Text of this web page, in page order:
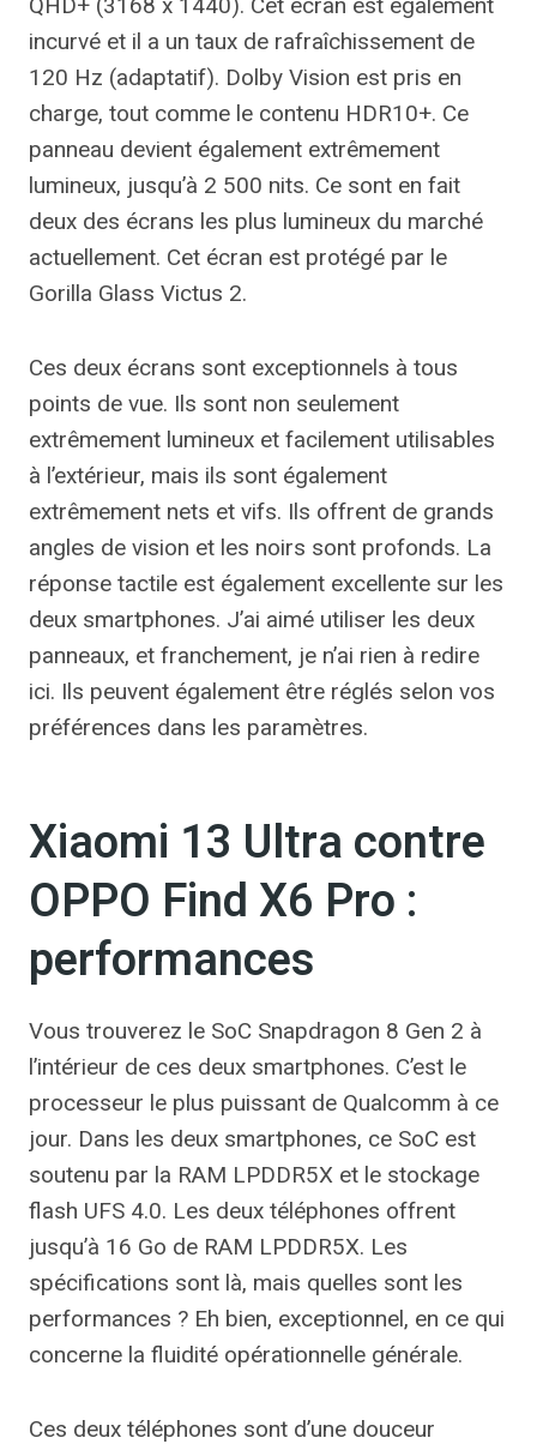
QHD+ (3168 x 1440). Cet écran est également
incurvé et il a un taux de rafraîchissement de
120 Hz (adaptatif). Dolby Vision est pris en
charge, tout comme le contenu HDR10+. Ce
panneau devient également extrêmement
lumineux, jusqu’à 2 500 nits. Ce sont en fait
deux des écrans les plus lumineux du marché
actuellement. Cet écran est protégé par le
Gorilla Glass Victus 2.
Ces deux écrans sont exceptionnels à tous
points de vue. Ils sont non seulement
extrêmement lumineux et facilement utilisables
à l’extérieur, mais ils sont également
extrêmement nets et vifs. Ils offrent de grands
angles de vision et les noirs sont profonds. La
réponse tactile est également excellente sur les
deux smartphones. J’ai aimé utiliser les deux
panneaux, et franchement, je n’ai rien à redire
ici. Ils peuvent également être réglés selon vos
préférences dans les paramètres.
Xiaomi 13 Ultra contre
OPPO Find X6 Pro :
performances
Vous trouverez le SoC Snapdragon 8 Gen 2 à
l’intérieur de ces deux smartphones. C’est le
processeur le plus puissant de Qualcomm à ce
jour. Dans les deux smartphones, ce SoC est
soutenu par la RAM LPDDR5X et le stockage
flash UFS 4.0. Les deux téléphones offrent
jusqu’à 16 Go de RAM LPDDR5X. Les
spécifications sont là, mais quelles sont les
performances ? Eh bien, exceptionnel, en ce qui
concerne la fluidité opérationnelle générale.
Ces deux téléphones sont d’une douceur